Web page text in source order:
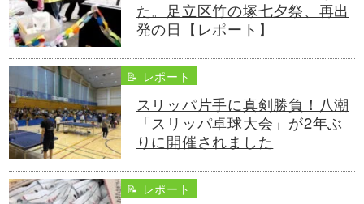
た。足立区竹の塚七夕祭、再出
発の日【レポート】
📝 レポート
スリッパ片手に真剣勝負！八潮
「スリッパ卓球大会」が2年ぶ
りに開催されました
📝 レポート